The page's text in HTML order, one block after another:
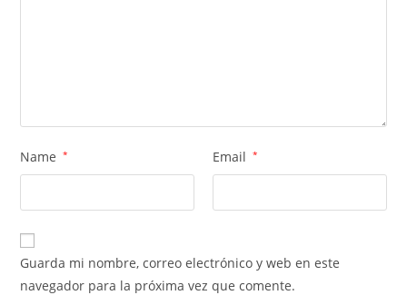
Name * Email *
Guarda mi nombre, correo electrónico y web en este
navegador para la próxima vez que comente.